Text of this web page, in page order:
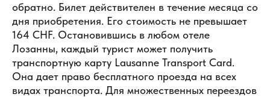
обратно. Билет действителен в течение месяца со
дня приобретения. Его стоимость не превышает
164 CHF. Остановившись в любом отеле
Лозанны, каждый турист может получить
транспортную карту Lausanne Transport Card.
Она дает право бесплатного проезда на всех
видах транспорта. Для множественных переездов